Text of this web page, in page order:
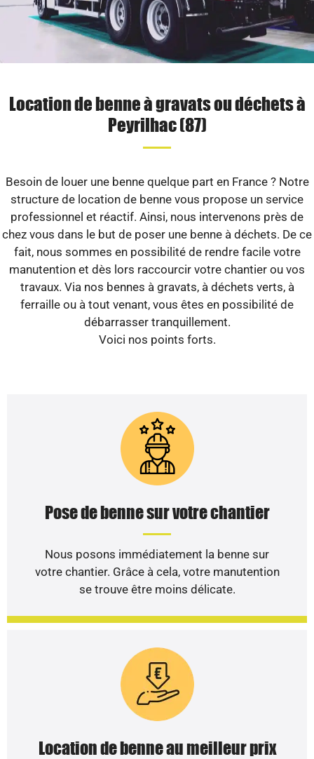
Location de benne à gravats ou déchets à
Peyrilhac (87)
Besoin de louer une benne quelque part en France ? Notre
structure de location de benne vous propose un service
professionnel et réactif. Ainsi, nous intervenons près de
chez vous dans le but de poser une benne à déchets. De ce
fait, nous sommes en possibilité de rendre facile votre
manutention et dès lors raccourcir votre chantier ou vos
travaux. Via nos bennes à gravats, à déchets verts, à
ferraille ou à tout venant, vous êtes en possibilité de
débarrasser tranquillement.
Voici nos points forts.
Pose de benne sur votre chantier
Nous posons immédiatement la benne sur
votre chantier. Grâce à cela, votre manutention
se trouve être moins délicate.
Location de benne au meilleur prix